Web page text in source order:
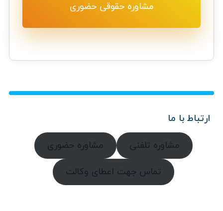
مشاوره حقوقی حضوری
ارتباط با ما
مشاوره تلفنی مشاوره حضوری
تماس جهت اعطای وکالت